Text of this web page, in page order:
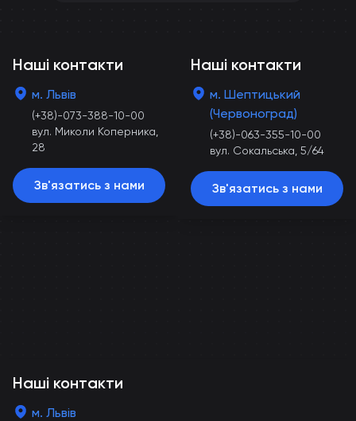
Наші контакти
м. Львів
(+38)-073-388-10-00
вул. Миколи Коперника,
28
Зв'язатись з нами
Наші контакти
м. Шептицький
(Червоноград)
(+38)-063-355-10-00
вул. Сокальська, 5/64
Зв'язатись з нами
Наші контакти
м. Львів